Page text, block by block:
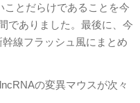
とだらけであることを今
でありました。最後に、今
線フラッシュ風にまとめ
の変異マウスが次々